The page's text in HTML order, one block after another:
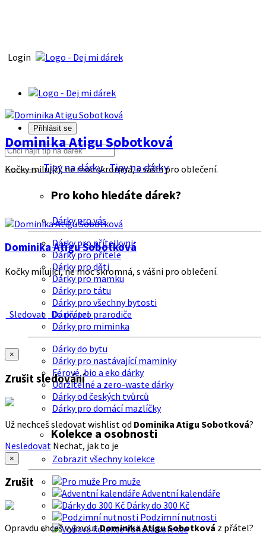
Login
Přihlásit se
Tipy na dárkyTipy na dárky
Pro koho hledáte dárek?
Dárky pro vás
Dárky pro přítelkyni
Dárky pro přítele
Dárky pro děti
Dárky pro mamku
Dárky pro tátu
Dárky pro všechny bytosti
Dárky pro prarodiče
Dárky pro miminka
Dárky do bytu
Dárky pro nastávající maminky
Férové, bio a eko dárky
Udržitelné a zero-waste dárky
Dárky od českých tvůrců
Dárky pro domácí mazlíčky
Kolekce a osobnosti
Zobrazit všechny kolekce
Pro muže
Adventní kalendáře
Dárky do 300 Kč
Podzimní nutnosti
Voňavá kolekce
Dominika Atigu Sobotková
Kočky milující, ne moc skromná, s vášni pro oblečení.
Dominika Atigu Sobotková
Kočky milující, ne moc skromná, s vášni pro oblečení.
Sledovat Do přátel
×
Zrušit sledování
Už nechceš sledovat wishlist od Dominika Atigu Sobotková?
Nesledovat Nechat, jak to je
×
Zrušit
Opravdu chceš vyjmoutDominika Atigu Sobotková z přátel?